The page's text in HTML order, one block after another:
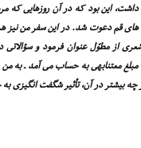
این بود که در آن روزهایى که
هاى قم دعوت شد. در این سفر من نیز
از مطوّل عنوان فرمود و سؤالاتى
مبلغ معتنابهى به حساب مى آمد ـ به
بیشتر در آن، تأثیر شگفت انگیزى